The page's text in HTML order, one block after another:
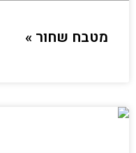
מטבח שחור »